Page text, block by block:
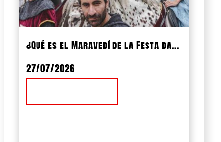
¿Qué es el Maravedí de la Festa da...
27/07/2026